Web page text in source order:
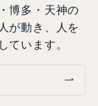
博多・天神の
が動き、人を
ています。